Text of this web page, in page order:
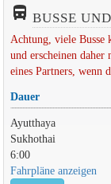
directions_bus_filled BUSSE
Achtung, viele Busse
und erscheinen daher
eines Partners, wenn
Dauer
Ayutthaya
Sukhothai
6:00
Fahrpläne anzeigen